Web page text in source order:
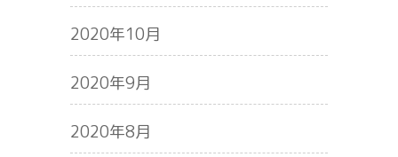
2020年10月
2020年9月
2020年8月